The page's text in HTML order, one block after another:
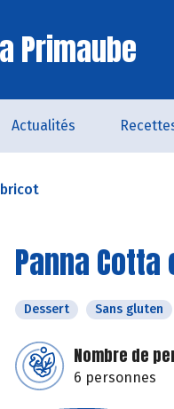
Primaube
Actualités
Panna
Dessert Sans gluten
Nombre de
6 personnes